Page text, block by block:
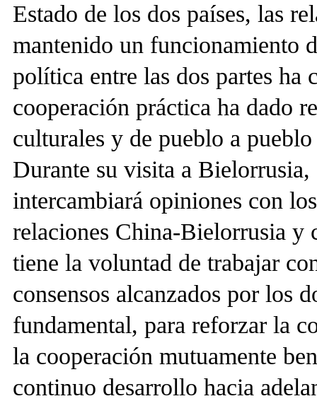
Estado de los dos países, las
mantenido un funcionamiento
política entre las dos partes ha
cooperación práctica ha dado
culturales y de pueblo a
Durante su visita a
intercambiará opiniones con
relaciones China-Bielorrusia y
tiene la voluntad de trabajar
consensos alcanzados por los
fundamental, para reforzar la
la cooperación mutuamente
continuo desarrollo hacia